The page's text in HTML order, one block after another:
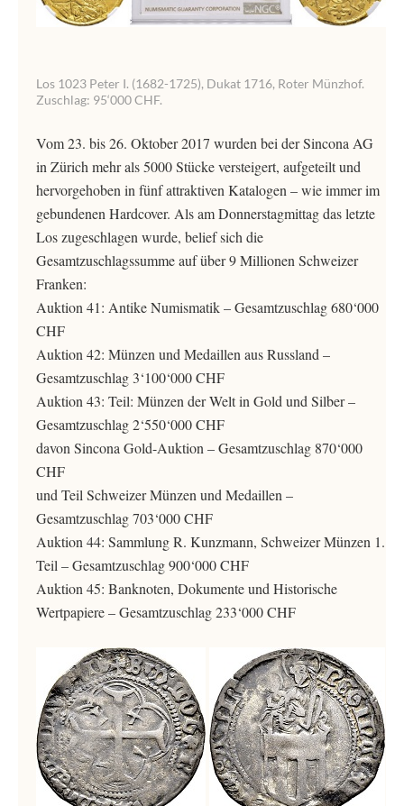
Los 1023 Peter I. (1682-1725), Dukat 1716, Roter Münzhof.
Zuschlag: 95‘000 CHF.
Vom 23. bis 26. Oktober 2017 wurden bei der Sincona AG
in Zürich mehr als 5000 Stücke versteigert, aufgeteilt und
hervorgehoben in fünf attraktiven Katalogen – wie immer im
gebundenen Hardcover. Als am Donnerstagmittag das letzte
Los zugeschlagen wurde, belief sich die
Gesamtzuschlagssumme auf über 9 Millionen Schweizer
Franken:
Auktion 41: Antike Numismatik – Gesamtzuschlag 680‘000
CHF
Auktion 42: Münzen und Medaillen aus Russland –
Gesamtzuschlag 3‘100‘000 CHF
Auktion 43: Teil: Münzen der Welt in Gold und Silber –
Gesamtzuschlag 2‘550‘000 CHF
davon Sincona Gold-Auktion – Gesamtzuschlag 870‘000
CHF
und Teil Schweizer Münzen und Medaillen –
Gesamtzuschlag 703‘000 CHF
Auktion 44: Sammlung R. Kunzmann, Schweizer Münzen 1.
Teil – Gesamtzuschlag 900‘000 CHF
Auktion 45: Banknoten, Dokumente und Historische
Wertpapiere – Gesamtzuschlag 233‘000 CHF